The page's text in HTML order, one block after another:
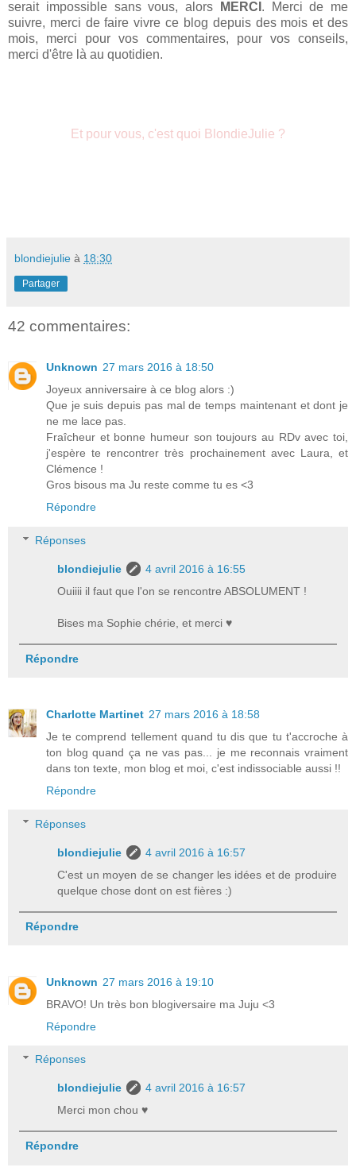
serait impossible sans vous, alors
MERCI . Merci de me
suivre, merci de faire vivre ce blog depuis des mois et des
mois, merci pour vos commentaires, pour vos conseils,
merci d'être là au quotidien.
Et pour vous, c'est quoi BlondieJulie ?
blondiejulie à 18:30
Partager
42 commentaires:
Unknown 27 mars 2016 à 18:50
Joyeux anniversaire à ce blog alors :)
Que je suis depuis pas mal de temps maintenant et dont je
ne me lace pas.
Fraîcheur et bonne humeur son toujours au RDv avec toi,
j'espère te rencontrer très prochainement avec Laura, et
Clémence !
Gros bisous ma Ju reste comme tu es <3
Répondre
Réponses
blondiejulie
4 avril 2016 à 16:55
Ouiiii il faut que l'on se rencontre ABSOLUMENT !
Bises ma Sophie chérie, et merci ♥
Répondre
Charlotte Martinet 27 mars 2016 à 18:58
Je te comprend tellement quand tu dis que tu t'accroche à
ton blog quand ça ne vas pas... je me reconnais vraiment
dans ton texte, mon blog et moi, c'est indissociable aussi !!
Répondre
Réponses
blondiejulie
4 avril 2016 à 16:57
C'est un moyen de se changer les idées et de produire
quelque chose dont on est fières :)
Répondre
Unknown 27 mars 2016 à 19:10
BRAVO! Un très bon blogiversaire ma Juju <3
Répondre
Réponses
blondiejulie
4 avril 2016 à 16:57
Merci mon chou ♥
Répondre